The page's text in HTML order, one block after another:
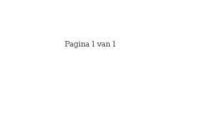
Pagina 1 van 1